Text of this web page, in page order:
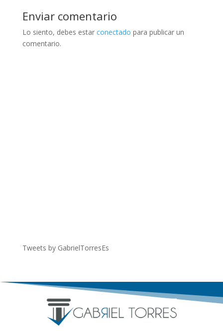
Enviar comentario
Lo siento, debes estar conectado para publicar un
comentario.
Tweets by GabrielTorresEs